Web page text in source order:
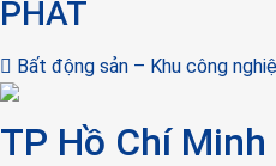
PHÁT
Bất động sản – Khu công
TP Hồ Chí Minh